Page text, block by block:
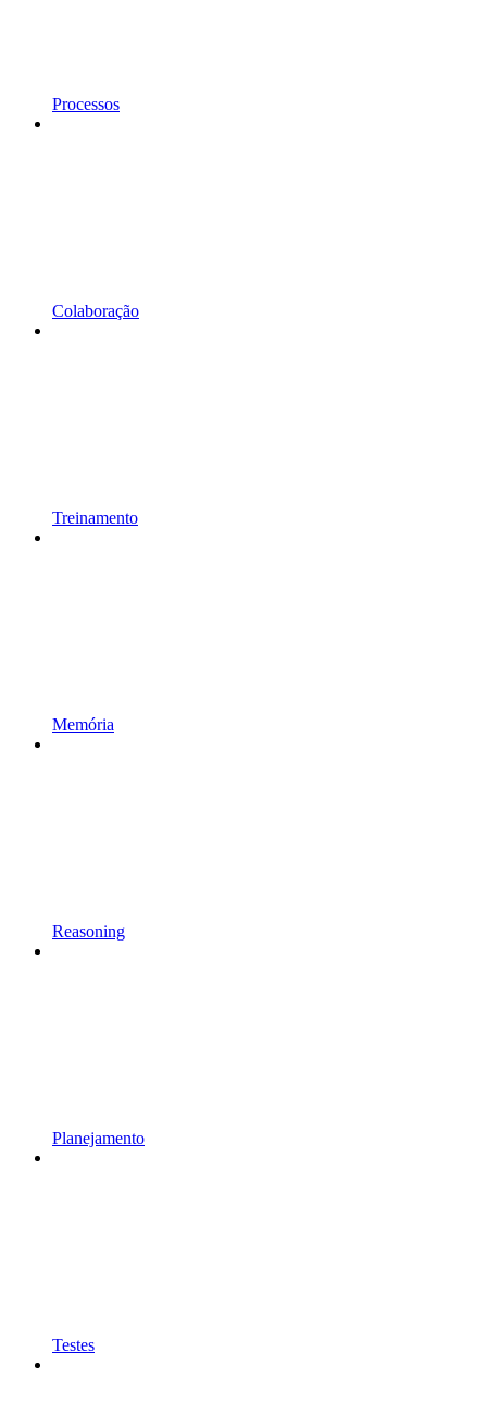
Processos
Colaboração
Treinamento
Memória
Reasoning
Planejamento
Testes